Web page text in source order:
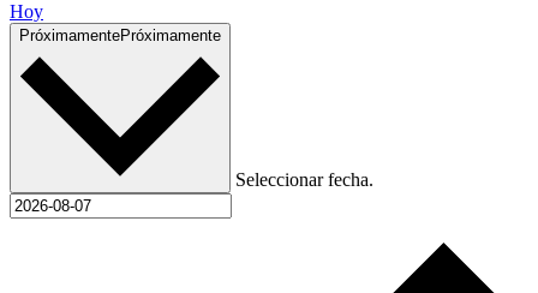
Hoy
PróximamentePróximamente
Seleccionar fecha.